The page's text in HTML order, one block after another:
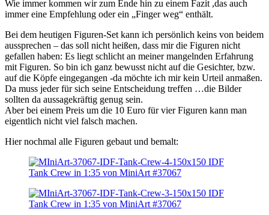
Wie immer kommen wir zum Ende hin zu einem Fazit ,das auch
immer eine Empfehlung oder ein „Finger weg“ enthält.
Bei dem heutigen Figuren-Set kann ich persönlich keins von beidem
aussprechen – das soll nicht heißen, dass mir die Figuren nicht
gefallen haben: Es liegt schlicht an meiner mangelnden Erfahrung
mit Figuren. So bin ich ganz bewusst nicht auf die Gesichter, bzw.
auf die Köpfe eingegangen -da möchte ich mir kein Urteil anmaßen.
Da muss jeder für sich seine Entscheidung treffen …die Bilder
sollten da aussagekräftig genug sein.
Aber bei einem Preis um die 10 Euro für vier Figuren kann man
eigentlich nicht viel falsch machen.
Hier nochmal alle Figuren gebaut und bemalt: